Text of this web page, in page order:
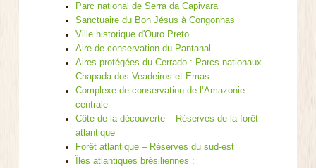
Parc national de Serra da Capivara
Sanctuaire du Bon Jésus à Congonhas
Ville historique d'Ouro Preto
Aire de conservation du Pantanal
Aires protégées du Cerrado : Parcs nationaux
Chapada dos Veadeiros et Emas
Complexe de conservation de l’Amazonie
centrale
Côte de la découverte – Réserves de la forêt
atlantique
Forêt atlantique – Réserves du sud-est
Îles atlantiques brésiliennes :